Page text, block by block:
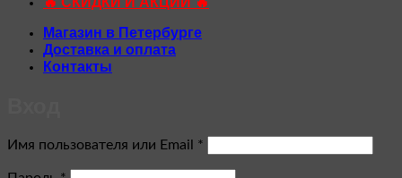
Магазин в Петербурге
Доставка и оплата
Контакты
Имя пользователя или Email *